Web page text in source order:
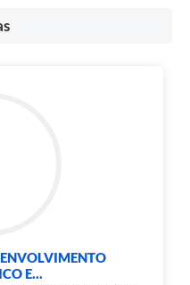
E...